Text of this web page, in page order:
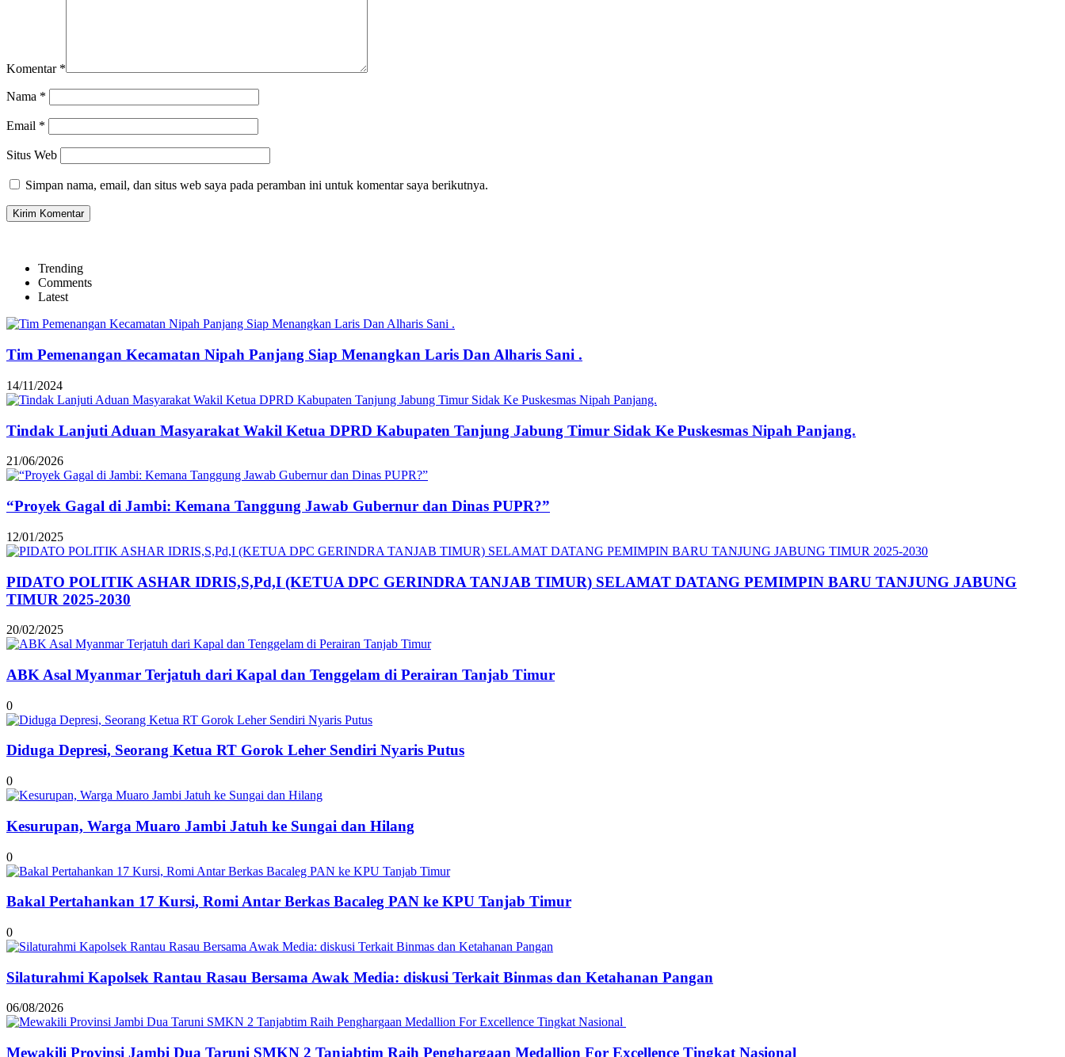
Komentar *
Nama *
Email *
Situs Web
Simpan nama, email, dan situs web saya pada peramban ini untuk komentar saya berikutnya.
Trending
Comments
Latest
Tim Pemenangan Kecamatan Nipah Panjang Siap Menangkan Laris Dan Alharis Sani .
14/11/2024
Tindak Lanjuti Aduan Masyarakat Wakil Ketua DPRD Kabupaten Tanjung Jabung Timur Sidak Ke Puskesmas Nipah Panjang.
21/06/2026
“Proyek Gagal di Jambi: Kemana Tanggung Jawab Gubernur dan Dinas PUPR?”
12/01/2025
PIDATO POLITIK ASHAR IDRIS,S,Pd,I (KETUA DPC GERINDRA TANJAB TIMUR) SELAMAT DATANG PEMIMPIN BARU TANJUNG JABUNG
TIMUR 2025-2030
20/02/2025
ABK Asal Myanmar Terjatuh dari Kapal dan Tenggelam di Perairan Tanjab Timur
0
Diduga Depresi, Seorang Ketua RT Gorok Leher Sendiri Nyaris Putus
0
Kesurupan, Warga Muaro Jambi Jatuh ke Sungai dan Hilang
0
Bakal Pertahankan 17 Kursi, Romi Antar Berkas Bacaleg PAN ke KPU Tanjab Timur
0
Silaturahmi Kapolsek Rantau Rasau Bersama Awak Media: diskusi Terkait Binmas dan Ketahanan Pangan
06/08/2026
Mewakili Provinsi Jambi Dua Taruni SMKN 2 Tanjabtim Raih Penghargaan Medallion For Excellence Tingkat Nasional